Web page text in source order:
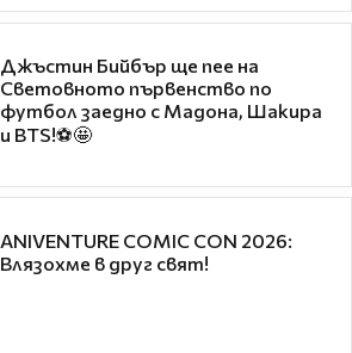
Джъстин Бийбър ще пее на
Световното първенство по
футбол заедно с Мадона, Шакира
и BTS!⚽🤩
ANIVENTURE COMIC CON 2026:
Влязохме в друг свят!